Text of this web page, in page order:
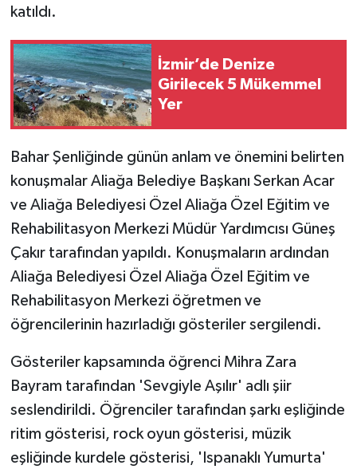
katıldı.
İzmir’de Denize
Girilecek 5 Mükemmel
Yer
Bahar Şenliğinde günün anlam ve önemini belirten
konuşmalar Aliağa Belediye Başkanı Serkan Acar
ve Aliağa Belediyesi Özel Aliağa Özel Eğitim ve
Rehabilitasyon Merkezi Müdür Yardımcısı Güneş
Çakır tarafından yapıldı. Konuşmaların ardından
Aliağa Belediyesi Özel Aliağa Özel Eğitim ve
Rehabilitasyon Merkezi öğretmen ve
öğrencilerinin hazırladığı gösteriler sergilendi.
Gösteriler kapsamında öğrenci Mihra Zara
Bayram tarafından 'Sevgiyle Aşılır' adlı şiir
seslendirildi. Öğrenciler tarafından şarkı eşliğinde
ritim gösterisi, rock oyun gösterisi, müzik
eşliğinde kurdele gösterisi, 'Ispanaklı Yumurta'